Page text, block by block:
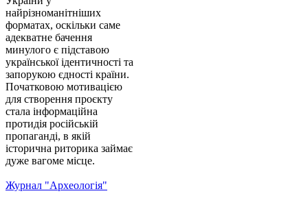
найрізноманітніших
форматах, оскільки саме
адекватне бачення
минулого є підставою
української ідентичності та
запорукою єдності країни.
Початковою мотивацією
для створення проєкту
стала інформаційна
протидія російській
пропаганді, в якій
історична риторика займає
дуже вагоме місце.
Журнал "Археологія"